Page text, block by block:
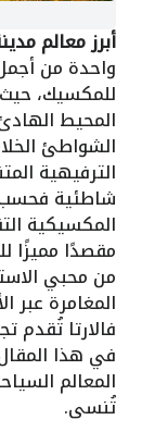
أبرز معالم
واحدة من
للمكسيك،
المحيط
الشواطئ
الترفيهية
شاطئية
المكسيكية
مقصدًا مميزًا
من محبي
المغامرة عبر
فالارتا تُقدم
في هذا
المعالم
تُنسى.